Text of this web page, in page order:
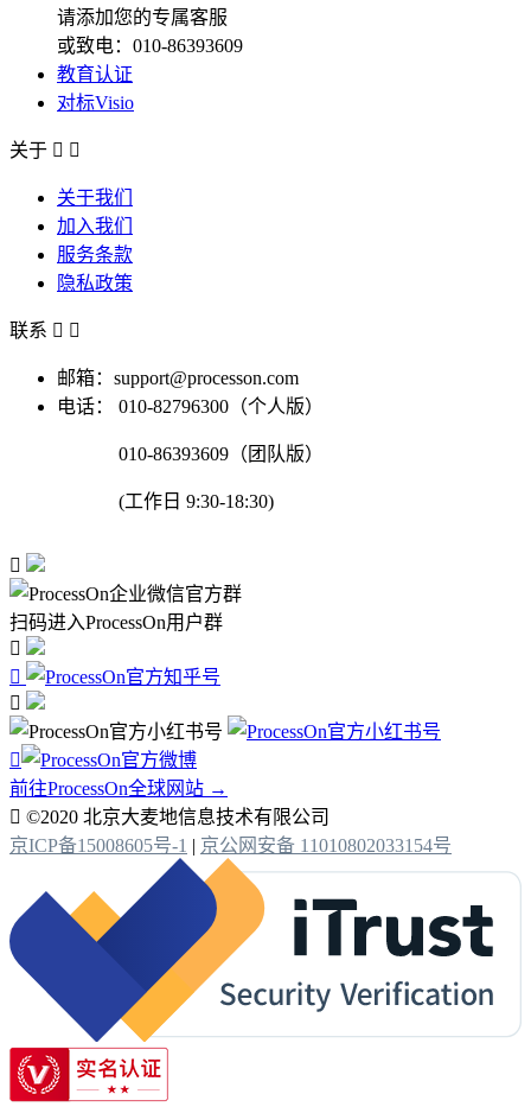
请添加您的专属客服
或致电：010-86393609
教育认证
对标Visio
关于  
关于我们
加入我们
服务条款
隐私政策
联系  
邮箱：support@processon.com
电话：
010-82796300（个人版）
010-86393609（团队版）
(工作日 9:30-18:30)

扫码进入ProcessOn用户群




前往ProcessOn全球网站 →
 ©2020 北京大麦地信息技术有限公司
京ICP备15008605号-1 | 京公网安备 11010802033154号